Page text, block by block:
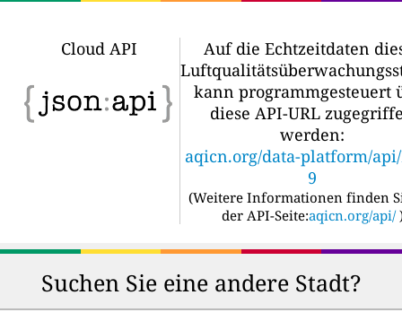
Cloud API
Auf die Echtzeitdaten
kann programmgesteuert
diese API-URL
werden:
aqicn.org/data-platform/
9
(Weitere Informationen finden
der API-Seite:aqicn.org/api/
Suchen Sie eine andere Stadt?